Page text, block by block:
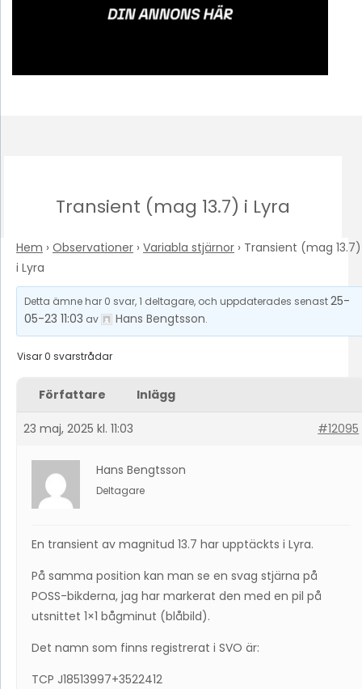
Transient (mag 13.7) i Lyra
Hem › Observationer › Variabla stjärnor › Transient (mag 13.7)
i Lyra
Detta ämne har 0 svar, 1 deltagare, och uppdaterades senast25-
05-23 11:03 av Hans Bengtsson.
Visar 0 svarstrådar
Författare Inlägg
23 maj, 2025 kl. 11:03 #12095
Hans Bengtsson
Deltagare
En transient av magnitud 13.7 har upptäckts i Lyra.
På samma position kan man se en svag stjärna på
POSS-bikderna, jag har markerat den med en pil på
utsnittet 1×1 bågminut (blåbild).
Det namn som finns registrerat i SVO är:
TCP J18513997+3522412